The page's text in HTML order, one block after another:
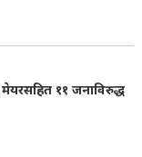
११ जनाविरुद्ध